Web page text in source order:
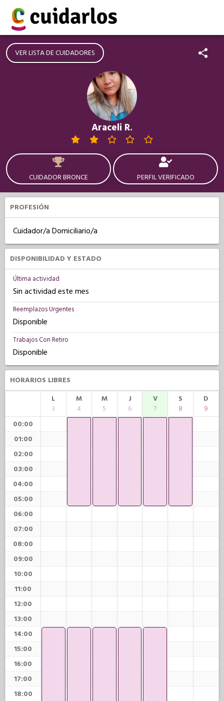
VER LISTA DE CUIDADORES
Araceli R.
CUIDADOR BRONCE PERFIL VERIFICADO
PROFESIÓN
Cuidador/a Domiciliario/a
DISPONIBILIDAD Y ESTADO
Última actividad
Sin actividad este mes
Reemplazos Urgentes
Disponible
Trabajos Con Retiro
Disponible
HORARIOS LIBRES
L
3
M
4
M
5
J
6
V
7
S
8
D
9
00:00
01:00
02:00
03:00
04:00
05:00
06:00
07:00
08:00
09:00
10:00
11:00
12:00
13:00
14:00
15:00
16:00
17:00
18:00